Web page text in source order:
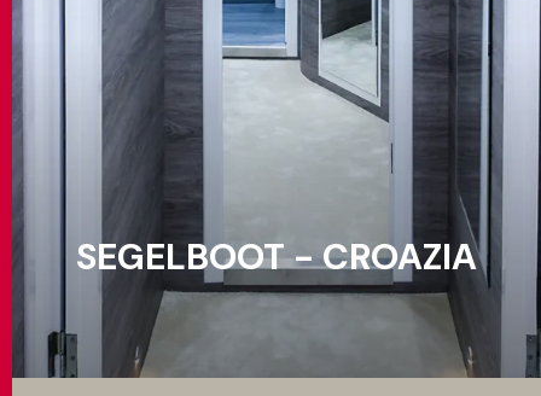
KONTAKTE
MATCH APP
SEGELBOOT - CROAZIA